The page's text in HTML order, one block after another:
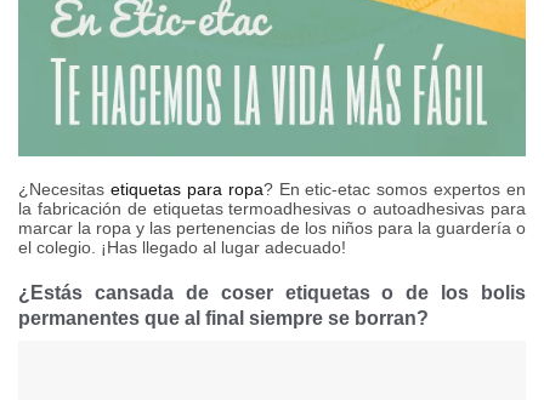
¿Necesitas etiquetas para ropa? En etic-etac somos expertos en
la fabricación de etiquetas termoadhesivas o autoadhesivas para
marcar la ropa y las pertenencias de los niños para la guardería o
el colegio. ¡Has llegado al lugar adecuado!
¿Estás cansada de coser etiquetas o de los bolis
permanentes que al final siempre se borran?